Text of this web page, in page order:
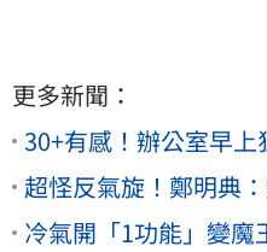
更多新聞：
30+有感！辦公室早
超怪反氣旋！鄭明典
冷氣開「1功能」變魔